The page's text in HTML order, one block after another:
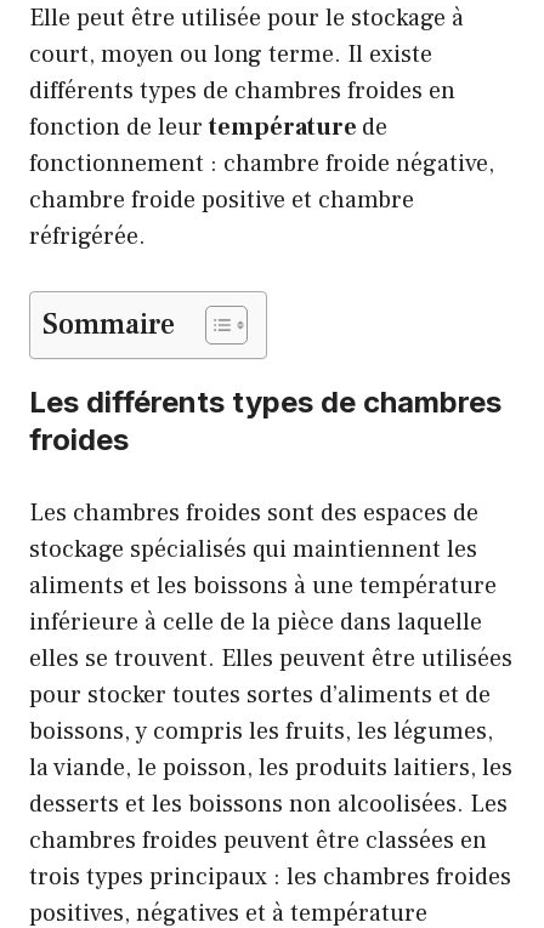
Elle peut être utilisée pour le stockage à
court, moyen ou long terme. Il existe
différents types de chambres froides en
fonction de leurtempérature de
fonctionnement : chambre froide négative,
chambre froide positive et chambre
réfrigérée.
Sommaire
Les différents types de chambres
froides
Les chambres froides sont des espaces de
stockage spécialisés qui maintiennent les
aliments et les boissons à une température
inférieure à celle de la pièce dans laquelle
elles se trouvent. Elles peuvent être utilisées
pour stocker toutes sortes d’aliments et de
boissons, y compris les fruits, les légumes,
la viande, le poisson, les produits laitiers, les
desserts et les boissons non alcoolisées. Les
chambres froides peuvent être classées en
trois types principaux : les chambres froides
positives, négatives et à température